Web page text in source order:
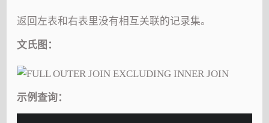
返回左表和右表里没有相互关联的记录集。
文氏图：
示例查询：